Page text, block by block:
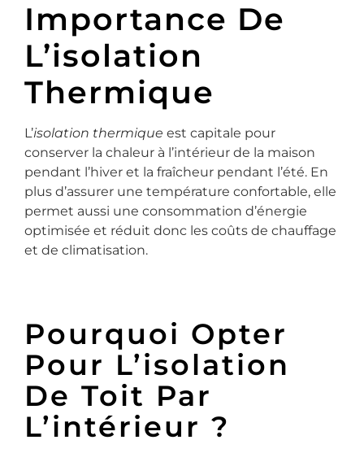
Importance De
L’isolation
Thermique
L’isolation thermique est capitale pour
conserver la chaleur à l’intérieur de la maison
pendant l’hiver et la fraîcheur pendant l’été. En
plus d’assurer une température confortable, elle
permet aussi une consommation d’énergie
optimisée et réduit donc les coûts de chauffage
et de climatisation.
Pourquoi Opter
Pour L’isolation
De Toit Par
L’intérieur ?